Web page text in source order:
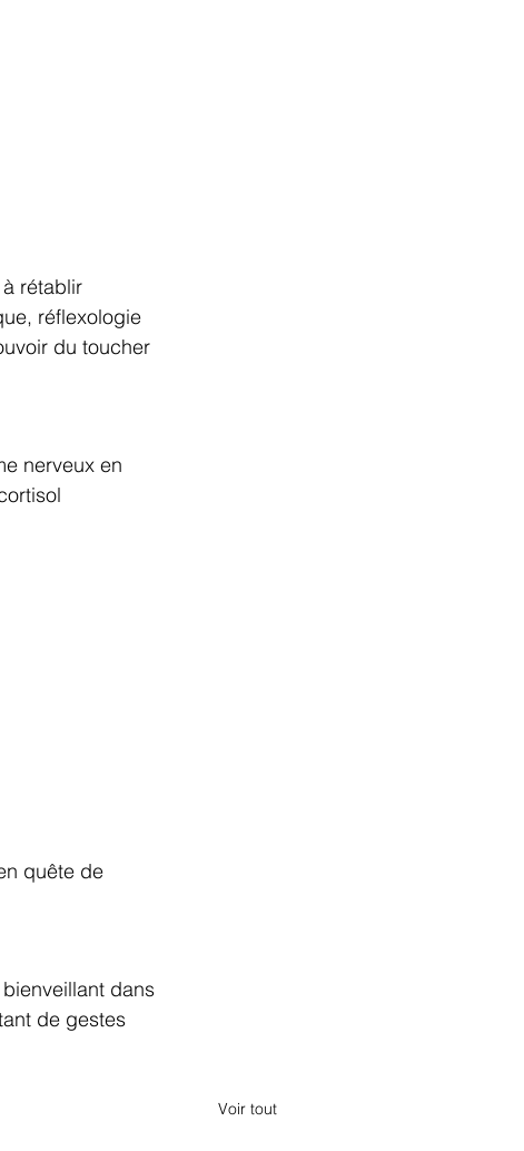
rétablir
réflexologie
du toucher
nerveux en
quête de
dans
de gestes
Voir tout